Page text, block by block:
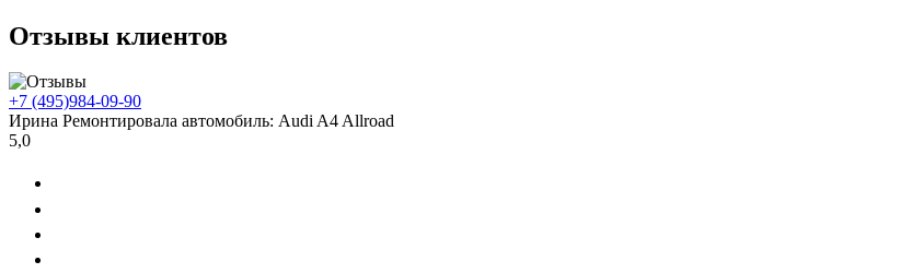
Отзывы клиентов
+7 (495)984-09-90
Ирина Ремонтировала автомобиль: Audi A4 Allroad
5,0